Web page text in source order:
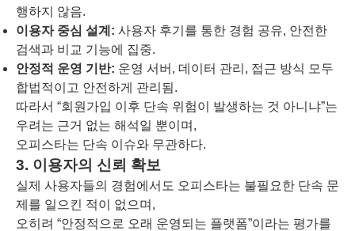
행하지 않음.
이용자 중심 설계: 사용자 후기를 통한 경험 공유, 안전한
검색과 비교 기능에 집중.
안정적 운영 기반: 운영 서버, 데이터 관리, 접근 방식 모두
합법적이고 안전하게 관리됨.
따라서 “회원가입 이후 단속 위험이 발생하는 것 아니냐”는
우려는 근거 없는 해석일 뿐이며,
오피스타는 단속 이슈와 무관하다.
3. 이용자의 신뢰 확보
실제 사용자들의 경험에서도 오피스타는 불필요한 단속 문
제를 일으킨 적이 없으며,
오히려 “안정적으로 오래 운영되는 플랫폼”이라는 평가를